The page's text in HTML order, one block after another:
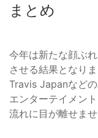
まとめ
今年は新たな顔ぶ
させる結果となり
Travis Japanなど
エンターテイメン
流れに目が離せませ